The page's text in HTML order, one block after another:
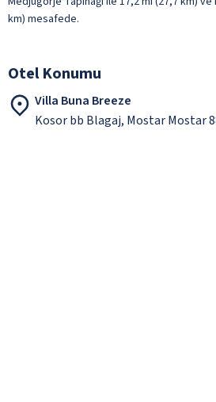
km) mesafede.
Otel Konumu
Villa Buna Breeze
Kosor bb Blagaj, Mostar Mostar